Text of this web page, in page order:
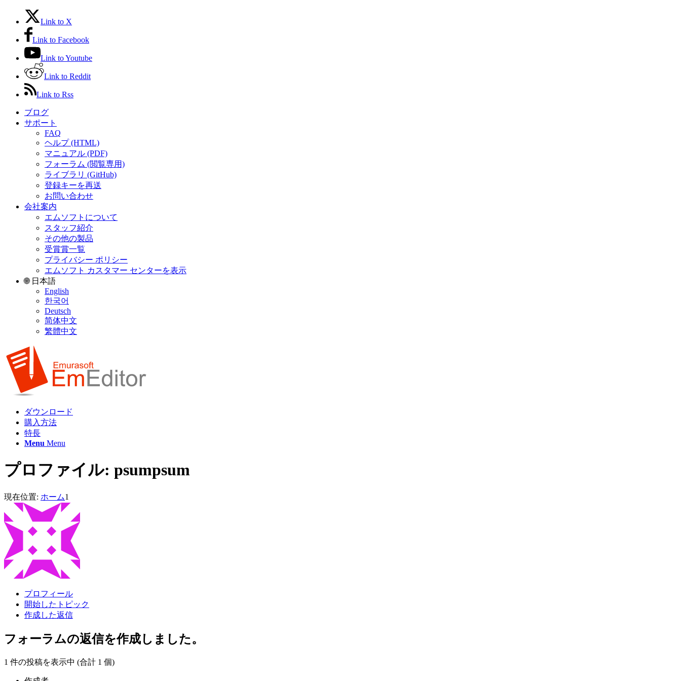
Link to X
Link to Facebook
Link to Youtube
Link to Reddit
Link to Rss
ブログ
サポート
FAQ
ヘルプ (HTML)
マニュアル (PDF)
フォーラム (閲覧専用)
ライブラリ (GitHub)
登録キーを再送
お問い合わせ
会社案内
エムソフトについて
スタッフ紹介
その他の製品
受賞賞一覧
プライバシー ポリシー
エムソフト カスタマー センターを表示
🌐 日本語
English
한국어
Deutsch
简体中文
繁體中文
ダウンロード
購入方法
特長
Menu Menu
プロファイル: psumpsum
現在位置: ホーム1
プロフィール
開始したトピック
作成した返信
フォーラムの返信を作成しました。
1 件の投稿を表示中 (合計 1 個)